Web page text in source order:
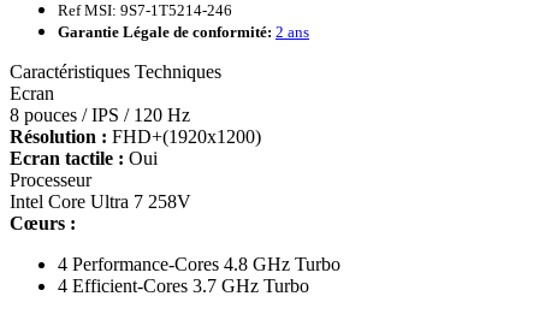
Ref MSI: 9S7-1T5214-246
Garantie Légale de conformité: 2 ans
Caractéristiques Techniques
Ecran
8 pouces / IPS / 120 Hz
Résolution : FHD+(1920x1200)
Ecran tactile : Oui
Processeur
Intel Core Ultra 7 258V
Cœurs :
4 Performance-Cores 4.8 GHz Turbo
4 Efficient-Cores 3.7 GHz Turbo